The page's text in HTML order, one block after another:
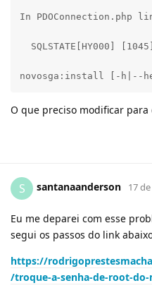
In PDOConnection.php
SQLSTATE[HY000]
novosga:install [-h|--
O que preciso modificar
S santanaanderson 17
Eu me deparei com esse
segui os passos do link
https://
/troque-a-senha-de-root-